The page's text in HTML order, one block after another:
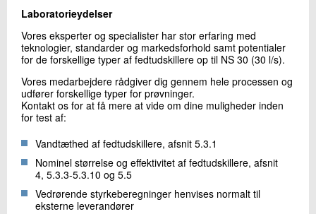
Laboratorieydelser
Vores eksperter og specialister har stor erfaring med
teknologier, standarder og markedsforhold samt potentialer
for de forskellige typer af fedtudskillere op til NS 30 (30 l/s).
Vores medarbejdere rådgiver dig gennem hele processen og
udfører forskellige typer for prøvninger.
Kontakt os for at få mere at vide om dine muligheder inden
for test af:
Vandtæthed af fedtudskillere, afsnit 5.3.1
Nominel størrelse og effektivitet af fedtudskillere, afsnit
4, 5.3.3-5.3.10 og 5.5
Vedrørende styrkeberegninger henvises normalt til
eksterne leverandører